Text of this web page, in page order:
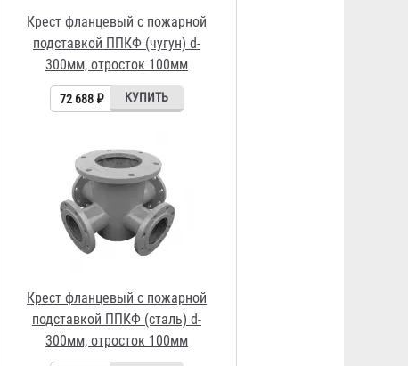
Крест фланцевый с пожарной
подставкой ППКФ (сталь) d-
300мм, отросток 100мм
15 104 ₽
Крест фланцевый с пожарной
подставкой ППКФ (чугун) d-
300мм, отросток 250мм